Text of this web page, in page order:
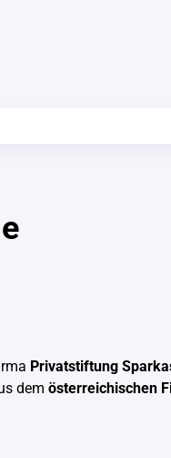
Privatstiftung
dem österreichischen